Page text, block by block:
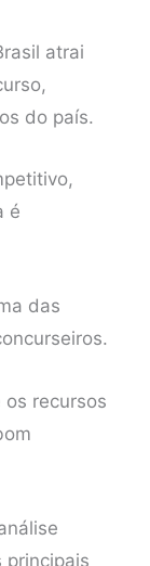
atrai
do país.
é
das
recursos
principais